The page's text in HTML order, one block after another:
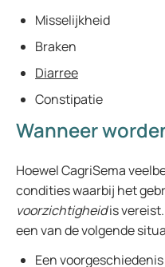
Misselijkheid
Braken
Diarree
Constipatie
Wanneer
Hoewel CagriSema
condities waarbij het
voorzichtigheidis
een van de volgende
Een